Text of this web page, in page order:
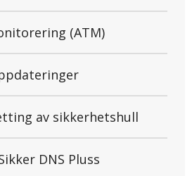
(ATM)
av sikkerhetshull
DNS Pluss